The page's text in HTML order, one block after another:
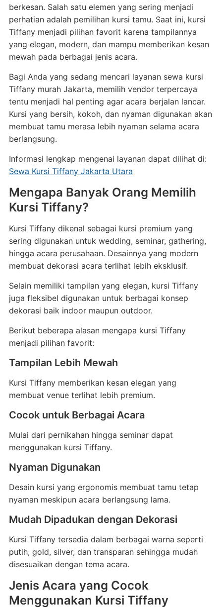
berkesan. Salah satu elemen yang sering menjadi
perhatian adalah pemilihan kursi tamu. Saat ini, kursi
Tiffany menjadi pilihan favorit karena tampilannya
yang elegan, modern, dan mampu memberikan kesan
mewah pada berbagai jenis acara.
Bagi Anda yang sedang mencari layanan sewa kursi
Tiffany murah Jakarta, memilih vendor terpercaya
tentu menjadi hal penting agar acara berjalan lancar.
Kursi yang bersih, kokoh, dan nyaman digunakan akan
membuat tamu merasa lebih nyaman selama acara
berlangsung.
Informasi lengkap mengenai layanan dapat dilihat di:
Sewa Kursi Tiffany Jakarta Utara
Mengapa Banyak Orang Memilih
Kursi Tiffany?
Kursi Tiffany dikenal sebagai kursi premium yang
sering digunakan untuk wedding, seminar, gathering,
hingga acara perusahaan. Desainnya yang modern
membuat dekorasi acara terlihat lebih eksklusif.
Selain memiliki tampilan yang elegan, kursi Tiffany
juga fleksibel digunakan untuk berbagai konsep
dekorasi baik indoor maupun outdoor.
Berikut beberapa alasan mengapa kursi Tiffany
menjadi pilihan favorit:
Tampilan Lebih Mewah
Kursi Tiffany memberikan kesan elegan yang
membuat venue terlihat lebih premium.
Cocok untuk Berbagai Acara
Mulai dari pernikahan hingga seminar dapat
menggunakan kursi Tiffany.
Nyaman Digunakan
Desain kursi yang ergonomis membuat tamu tetap
nyaman meskipun acara berlangsung lama.
Mudah Dipadukan dengan Dekorasi
Kursi Tiffany tersedia dalam berbagai warna seperti
putih, gold, silver, dan transparan sehingga mudah
disesuaikan dengan tema acara.
Jenis Acara yang Cocok
Menggunakan Kursi Tiffany